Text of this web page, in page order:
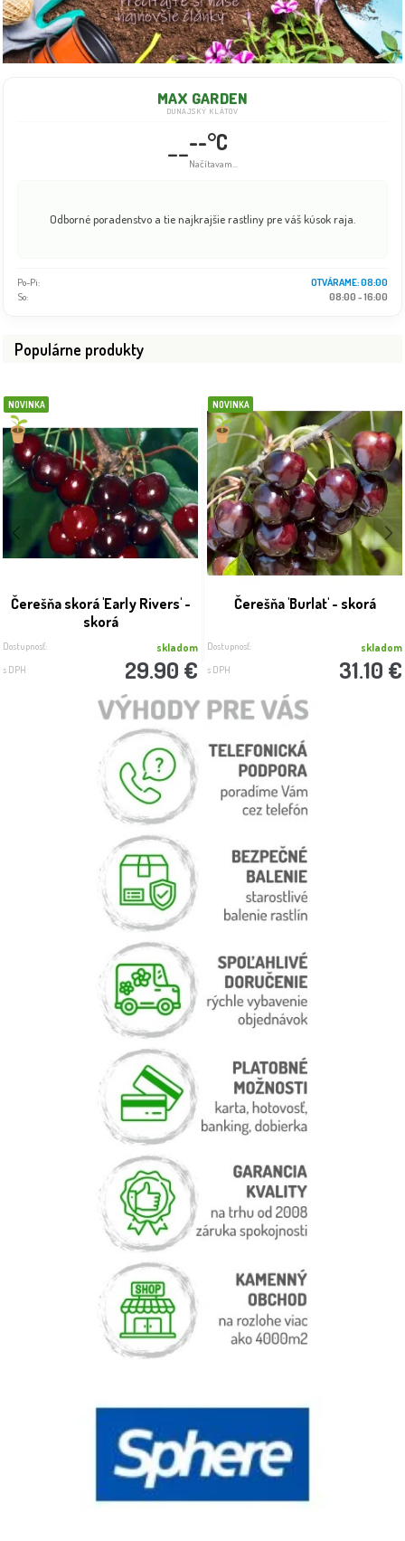
MAX GARDEN
DUNAJSKÝ KLÁTOV
----°C
Načítavam...
Odborné poradenstvo a tie najkrajšie rastliny pre váš kúsok raja.
Po-Pi:
OTVÁRAME: 08:00
So:
08:00 - 16:00
Populárne produkty
NOVINKA
Čerešňa skorá 'Early Rivers' -
skorá
Dostupnosť: skladom
s DPH 29.90 €
NOVINKA
Čerešňa 'Burlat' - skorá
Dostupnosť: skladom
s DPH 31.10 €